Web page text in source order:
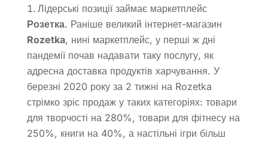
Лідерські позиції займає маркетплейс
Розетка. Раніше великий інтернет-магазин
Rozetka, нині маркетплейс, у перші ж дні
пандемії почав надавати таку послугу, як
адресна доставка продуктів харчування. У
березні 2020 року за 2 тижні на Rozetka
стрімко зріс продаж у таких категоріях: товари
для творчості на 280%, товари для фітнесу на
250%, книги на 40%, а настільні ігри більш